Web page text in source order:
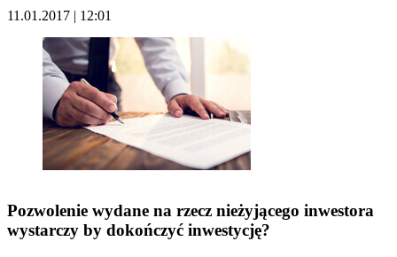
11.01.2017 | 12:01
Pozwolenie wydane na rzecz nieżyjącego inwestora
wystarczy by dokończyć inwestycję?